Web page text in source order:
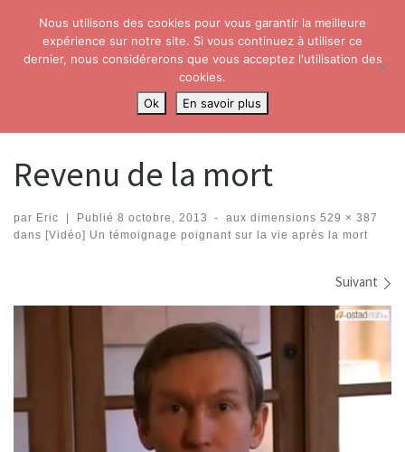
Skip to content
Search
[Vidéo] Un témoignage poignant sur la vie après la mort
Revenu de la mort
par Eric | Publié 8 octobre, 2013 - aux dimensions 529 × 387
dans [Vidéo] Un témoignage poignant sur la vie après la mort
Suivant
Nous utilisons des cookies pour vous garantir la meilleure
expérience sur notre site. Si vous continuez à utiliser ce
dernier, nous considérerons que vous acceptez l'utilisation des
cookies.
Ok
En savoir plus